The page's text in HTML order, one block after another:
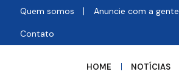
Quem somos Anuncie com a gente
Contato
HOME NOTÍCIAS